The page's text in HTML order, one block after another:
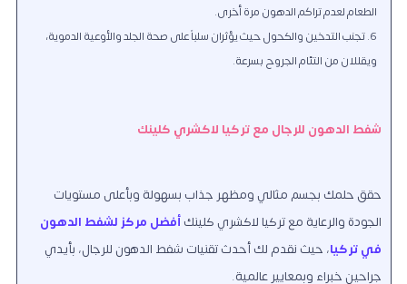
الطعام لعدم تراكم الدهون مرة أخرى.
تجنب التدخين والكحول حيث يؤثران سلباً على صحة الجلد والأوعية الدموية،
ويقللان من التئام الجروح بسرعة.
شفط الدهون للرجال مع تركيا لاكشري كلينك
حقق حلمك بجسم مثالي ومظهر جذاب بسهولة وبأعلى مستويات
الجودة والرعاية معتركيا لاكشري كلينكأفضل مركز لشفط الدهون
في تركيا، حيث نقدم لك أحدث تقنيات شفط الدهون للرجال، بأيدي
جراحين خبراء وبمعايير عالمية.